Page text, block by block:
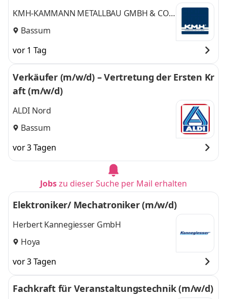
KMH-KAMMANN METALLBAU GMBH & CO.
KGBassum
vor 1 Tag
Verkäufer (m/w/d) – Vertretung der Ersten Kr
aft (m/w/d)
ALDI Nord
Bassum
vor 3 Tagen
Jobszu dieser Suche per Mail erhalten
Elektroniker/ Mechatroniker (m/w/d)
Herbert Kannegiesser GmbH
Hoya
vor 3 Tagen
Fachkraft für Veranstaltungstechnik (m/w/d)